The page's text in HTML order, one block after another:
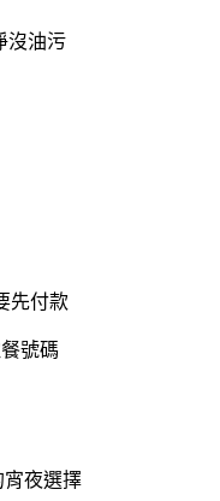
沒油污
先付款
號碼
夜選擇